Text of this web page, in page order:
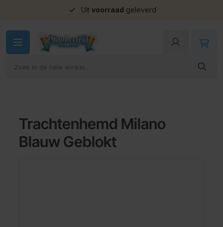
Uit voorraad geleverd
Trachtenhemd Milano
Blauw Geblokt